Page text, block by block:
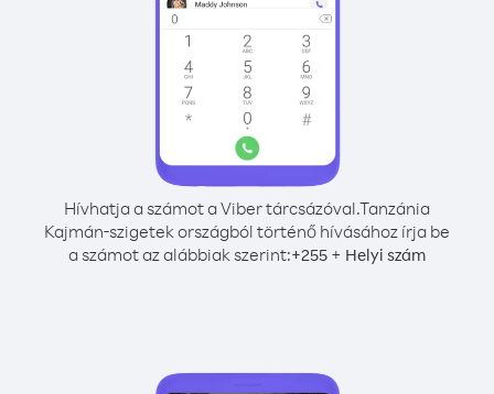
Hívhatja a számot a Viber tárcsázóval.Tanzánia
Kajmán-szigetek országból történő hívásához írja be
a számot az alábbiak szerint:+255 + Helyi szám